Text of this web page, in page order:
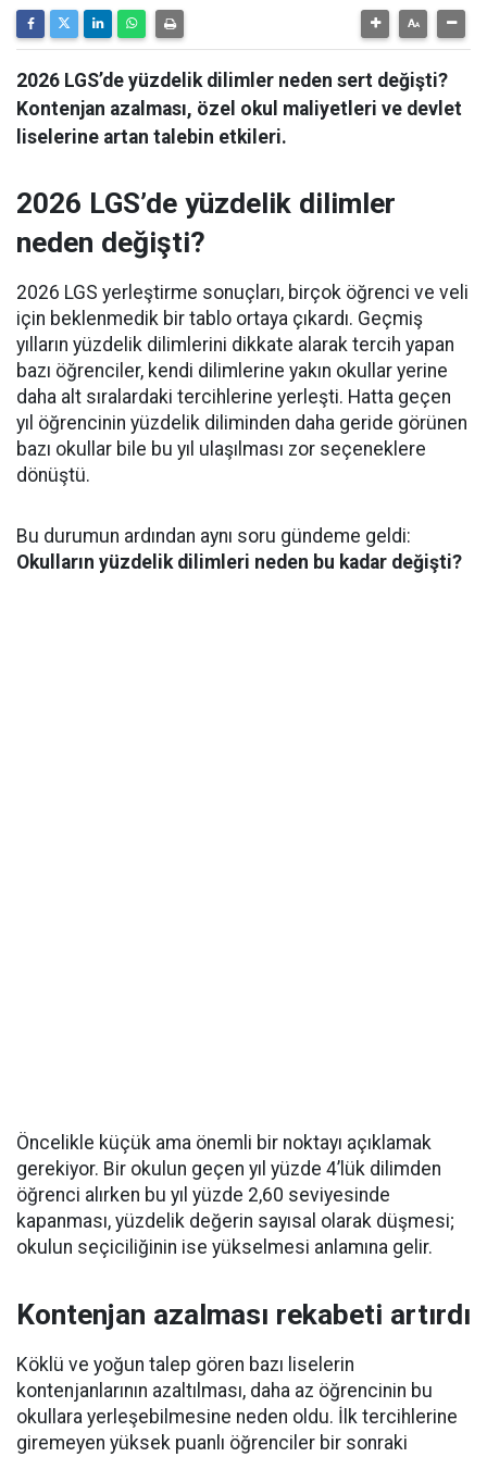
2026 LGS’de yüzdelik dilimler neden sert değişti?
Kontenjan azalması, özel okul maliyetleri ve devlet
liselerine artan talebin etkileri.
2026 LGS’de yüzdelik dilimler
neden değişti?
2026 LGS yerleştirme sonuçları, birçok öğrenci ve veli
için beklenmedik bir tablo ortaya çıkardı. Geçmiş
yılların yüzdelik dilimlerini dikkate alarak tercih yapan
bazı öğrenciler, kendi dilimlerine yakın okullar yerine
daha alt sıralardaki tercihlerine yerleşti. Hatta geçen
yıl öğrencinin yüzdelik diliminden daha geride görünen
bazı okullar bile bu yıl ulaşılması zor seçeneklere
dönüştü.
Bu durumun ardından aynı soru gündeme geldi:
Okulların yüzdelik dilimleri neden bu kadar değişti?
Öncelikle küçük ama önemli bir noktayı açıklamak
gerekiyor. Bir okulun geçen yıl yüzde 4’lük dilimden
öğrenci alırken bu yıl yüzde 2,60 seviyesinde
kapanması, yüzdelik değerin sayısal olarak düşmesi;
okulun seçiciliğinin ise yükselmesi anlamına gelir.
Kontenjan azalması rekabeti artırdı
Köklü ve yoğun talep gören bazı liselerin
kontenjanlarının azaltılması, daha az öğrencinin bu
okullara yerleşebilmesine neden oldu. İlk tercihlerine
giremeyen yüksek puanlı öğrenciler bir sonraki